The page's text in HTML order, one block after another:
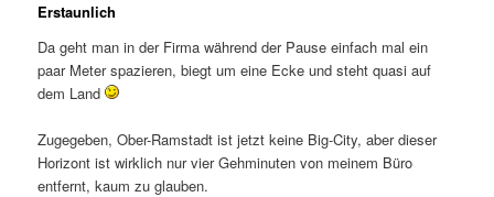
Erstaunlich
Da geht man in der Firma während der Pause einfach mal ein
paar Meter spazieren, biegt um eine Ecke und steht quasi auf
dem Land
Zugegeben, Ober-Ramstadt ist jetzt keine Big-City, aber dieser
Horizont ist wirklich nur vier Gehminuten von meinem Büro
entfernt, kaum zu glauben.